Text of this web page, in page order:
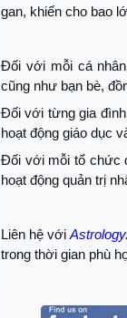
gan, khiến cho bao
Đối với mỗi cá
cũng như bạn bè,
Đối với từng gia
hoạt động giáo dục
Đối với mỗi tổ chức
hoạt động quản trị
Liên hệ với
trong thời gian phù